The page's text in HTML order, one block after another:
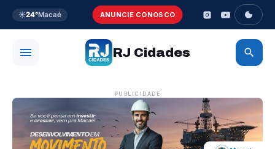
☀️24°Macaé ANUNCIE CONOSCO
RJ Cidades
PUBLICIDADE